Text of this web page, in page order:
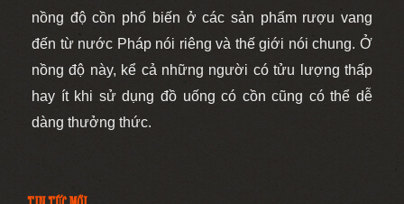
nồng độ cồn phổ biến ở các sản phẩm rượu vang
đến từ nước Pháp nói riêng và thế giới nói chung. Ở
nồng độ này, kể cả những người có tửu lượng thấp
hay ít khi sử dụng đồ uống có cồn cũng có thể dễ
dàng thưởng thức.